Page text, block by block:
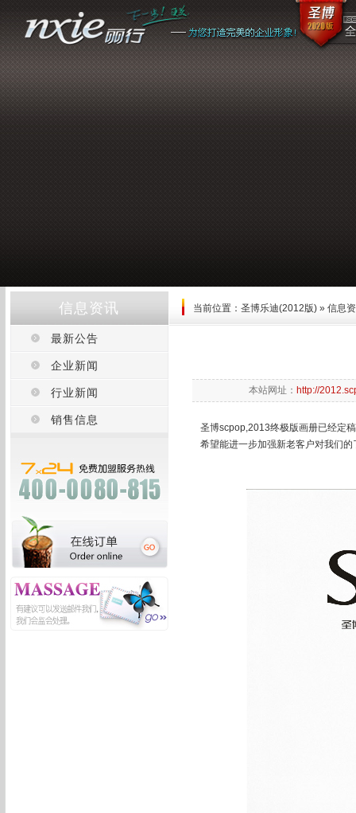
信息资讯
最新公告
企业新闻
行业新闻
销售信息
当前位置： 圣博乐迪(2012版) » 信息
本站网址： http://
圣博scpop,2013终极版画册已经定
希望能进一步加强新老客户对我们的